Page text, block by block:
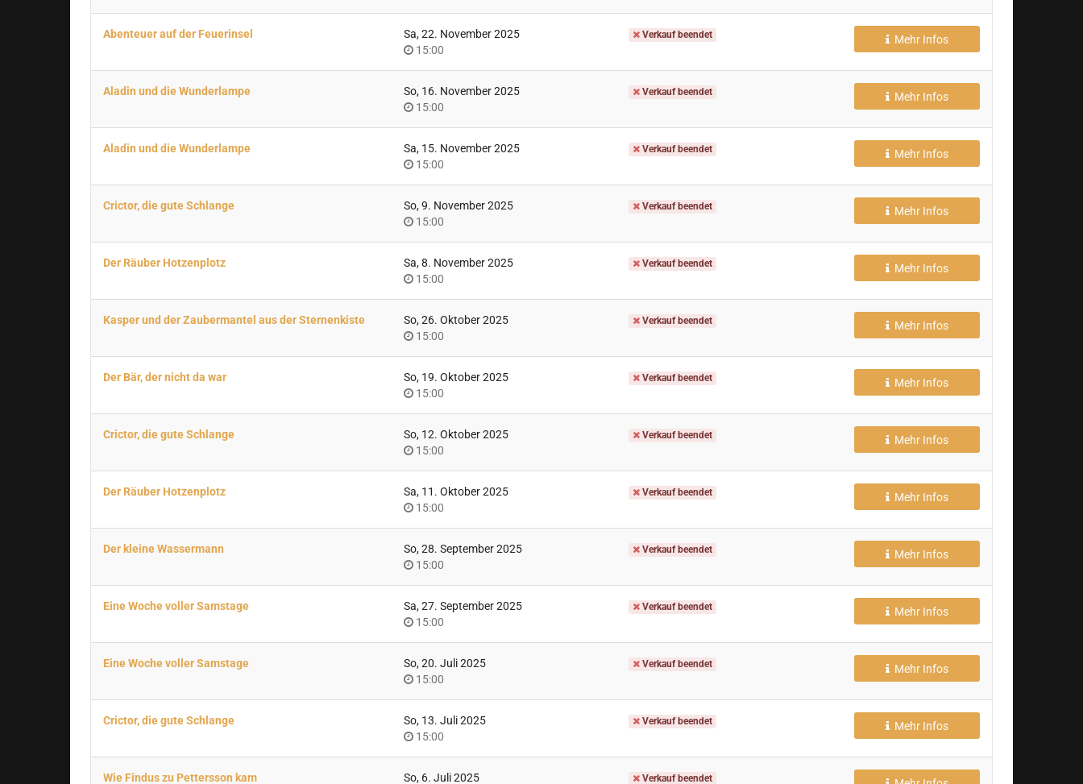
Abenteuer auf der Feuerinsel
Sa, 22. November 2025
Uhrzeit
15:00
Verkauf beendet Mehr Infos
Aladin und die Wunderlampe
So, 16. November 2025
Uhrzeit
15:00
Verkauf beendet Mehr Infos
Aladin und die Wunderlampe
Sa, 15. November 2025
Uhrzeit
15:00
Verkauf beendet Mehr Infos
Crictor, die gute Schlange
So, 9. November 2025
Uhrzeit
15:00
Verkauf beendet Mehr Infos
Der Räuber Hotzenplotz
Sa, 8. November 2025
Uhrzeit
15:00
Verkauf beendet Mehr Infos
Kasper und der Zaubermantel aus der Sternenkiste
So, 26. Oktober 2025
Uhrzeit
15:00
Verkauf beendet Mehr Infos
Der Bär, der nicht da war
So, 19. Oktober 2025
Uhrzeit
15:00
Verkauf beendet Mehr Infos
Crictor, die gute Schlange
So, 12. Oktober 2025
Uhrzeit
15:00
Verkauf beendet Mehr Infos
Der Räuber Hotzenplotz
Sa, 11. Oktober 2025
Uhrzeit
15:00
Verkauf beendet Mehr Infos
Der kleine Wassermann
So, 28. September 2025
Uhrzeit
15:00
Verkauf beendet Mehr Infos
Eine Woche voller Samstage
Sa, 27. September 2025
Uhrzeit
15:00
Verkauf beendet Mehr Infos
Eine Woche voller Samstage
So, 20. Juli 2025
Uhrzeit
15:00
Verkauf beendet Mehr Infos
Crictor, die gute Schlange
So, 13. Juli 2025
Uhrzeit
15:00
Verkauf beendet Mehr Infos
Wie Findus zu Pettersson kam So, 6. Juli 2025 Verkauf beendet